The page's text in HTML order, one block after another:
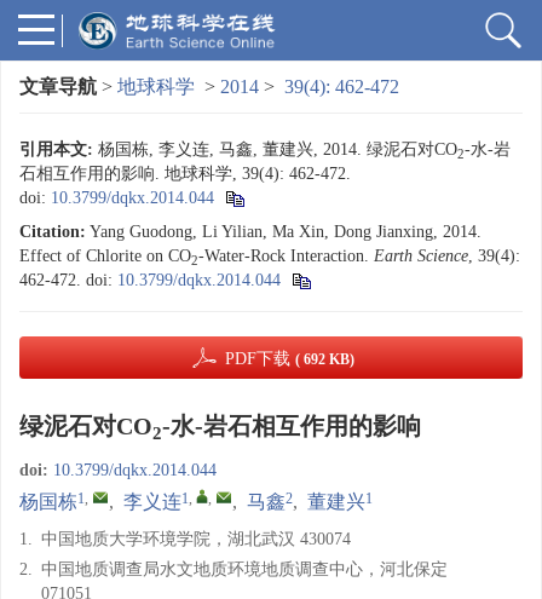
文章导航 > 地球科学 > 2014 > 39(4): 462-472
引用本文: 杨国栋, 李义连, 马鑫, 董建兴, 2014. 绿泥石对CO2-水-岩
石相互作用的影响. 地球科学, 39(4): 462-472.
doi: 10.3799/dqkx.2014.044
Citation: Yang Guodong, Li Yilian, Ma Xin, Dong Jianxing, 2014.
Effect of Chlorite on CO2-Water-Rock Interaction. Earth Science, 39(4):
462-472. doi: 10.3799/dqkx.2014.044
PDF下载 ( 692 KB)
绿泥石对CO2-水-岩石相互作用的影响
doi: 10.3799/dqkx.2014.044
杨国栋1, , 李义连1, , , 马鑫2, 董建兴1
1. 中国地质大学环境学院，湖北武汉 430074
2. 中国地质调查局水文地质环境地质调查中心，河北保定
071051